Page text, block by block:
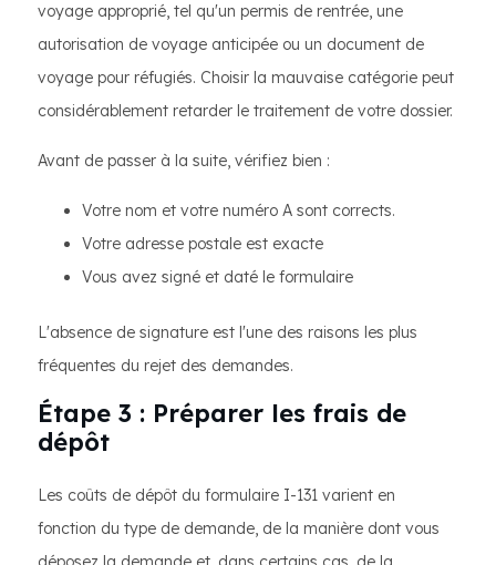
voyage approprié, tel qu'un permis de rentrée, une
autorisation de voyage anticipée ou un document de
voyage pour réfugiés. Choisir la mauvaise catégorie peut
considérablement retarder le traitement de votre dossier.
Avant de passer à la suite, vérifiez bien :
Votre nom et votre numéro A sont corrects.
Votre adresse postale est exacte
Vous avez signé et daté le formulaire
L'absence de signature est l'une des raisons les plus
fréquentes du rejet des demandes.
Étape 3 : Préparer les frais de
dépôt
Les coûts de dépôt du formulaire I-131 varient en
fonction du type de demande, de la manière dont vous